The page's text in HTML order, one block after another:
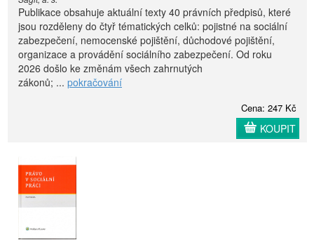
Publikace obsahuje aktuální texty 40 právních předpisů, které
jsou rozděleny do čtyř tématických celků: pojistné na sociální
zabezpečení, nemocenské pojištění, důchodové pojištění,
organizace a provádění sociálního zabezpečení. Od roku
2026 došlo ke změnám všech zahrnutých
zákonů; ... pokračování
Cena: 247 Kč
KOUPIT